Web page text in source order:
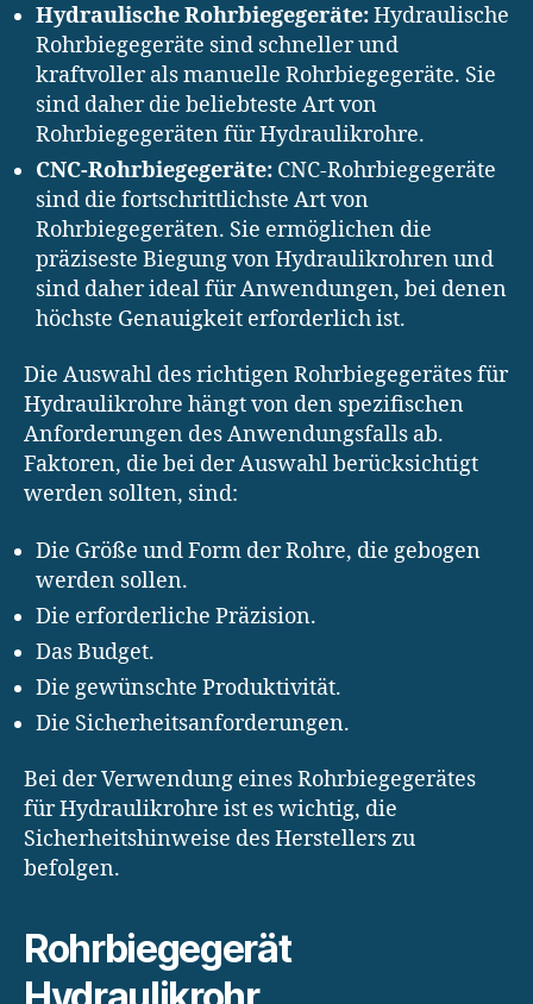
Hydraulische Rohrbiegegeräte:Hydraulische
Rohrbiegegeräte sind schneller und
kraftvoller als manuelle Rohrbiegegeräte. Sie
sind daher die beliebteste Art von
Rohrbiegegeräten für Hydraulikrohre.
CNC-Rohrbiegegeräte: CNC-Rohrbiegegeräte
sind die fortschrittlichste Art von
Rohrbiegegeräten. Sie ermöglichen die
präziseste Biegung von Hydraulikrohren und
sind daher ideal für Anwendungen, bei denen
höchste Genauigkeit erforderlich ist.
Die Auswahl des richtigen Rohrbiegegerätes für
Hydraulikrohre hängt von den spezifischen
Anforderungen des Anwendungsfalls ab.
Faktoren, die bei der Auswahl berücksichtigt
werden sollten, sind:
Die Größe und Form der Rohre, die gebogen
werden sollen.
Die erforderliche Präzision.
Das Budget.
Die gewünschte Produktivität.
Die Sicherheitsanforderungen.
Bei der Verwendung eines Rohrbiegegerätes
für Hydraulikrohre ist es wichtig, die
Sicherheitshinweise des Herstellers zu
befolgen.
Rohrbiegegerät